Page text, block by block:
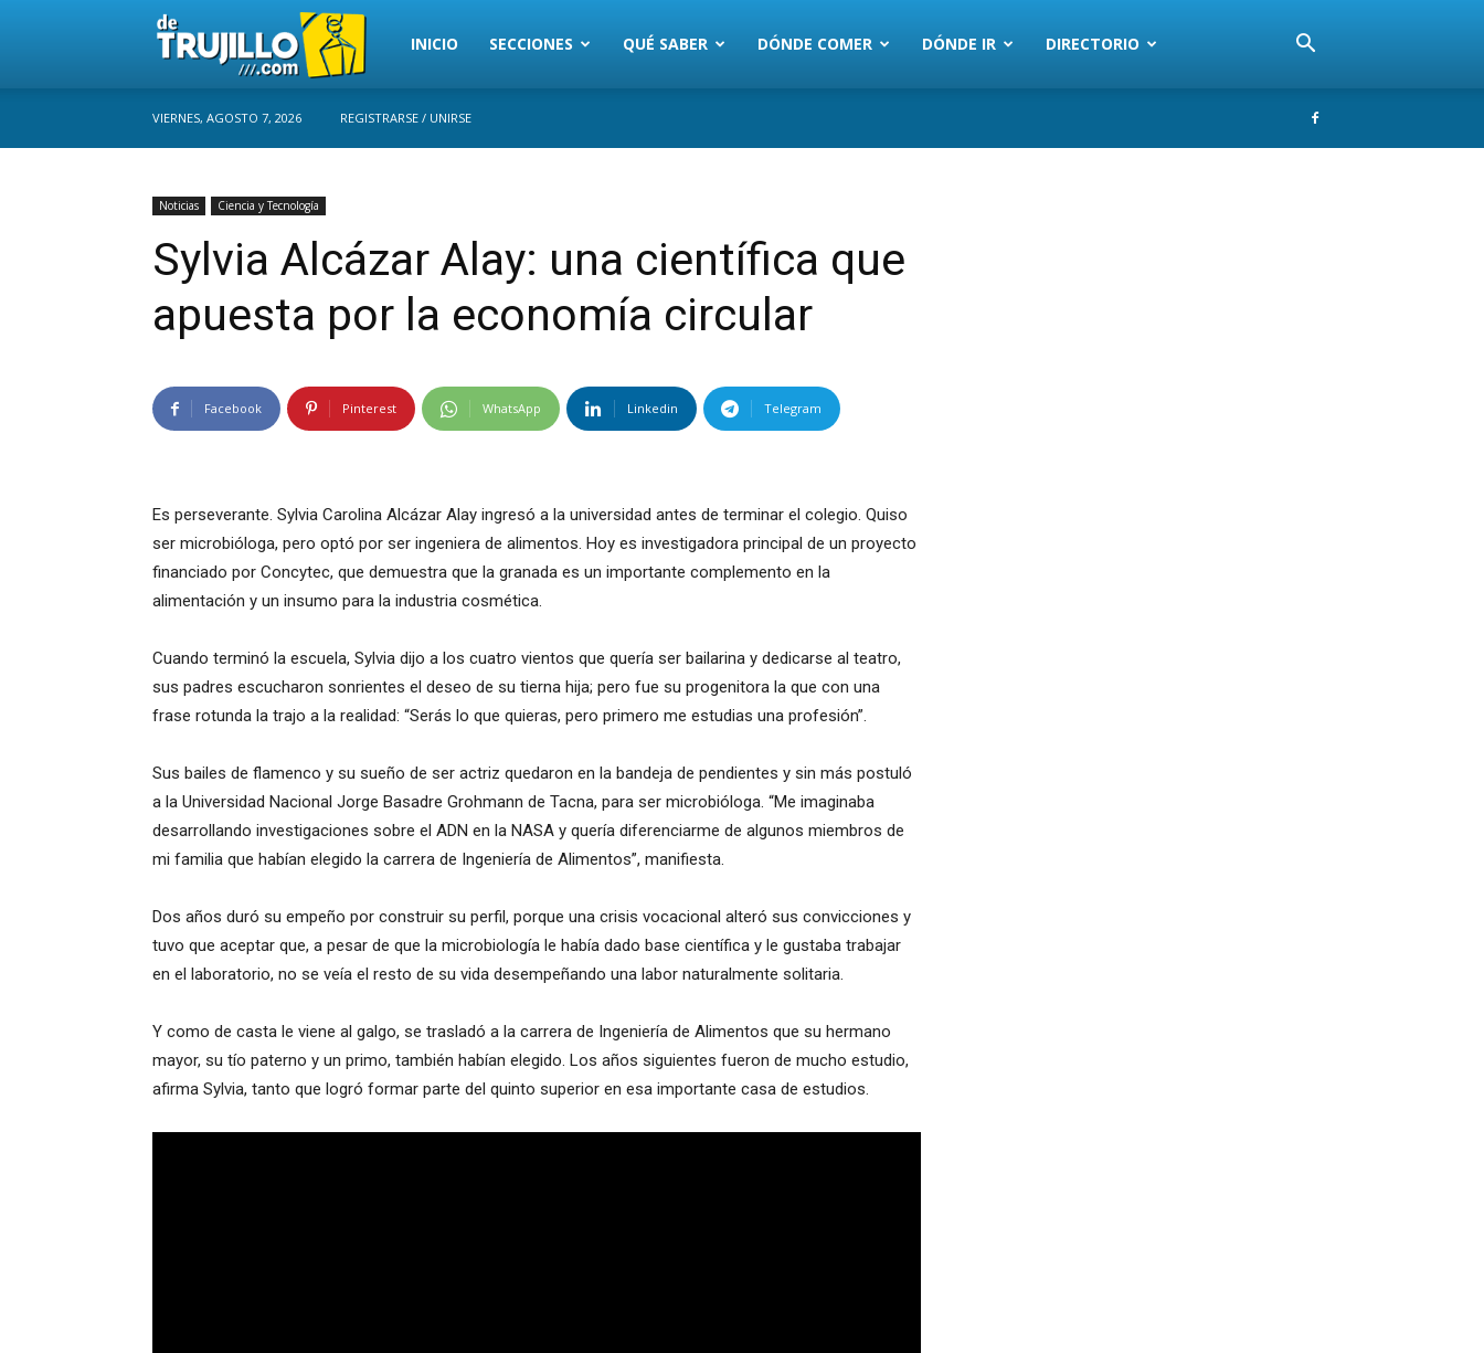
Trujillo
INICIO SECCIONES QUÉ SABER DÓNDE COMER DÓNDE IR DIRECTORIO
VIERNES, AGOSTO 7, 2026 REGISTRARSE / UNIRSE
Noticias Ciencia y Tecnología
Sylvia Alcázar Alay: una científica que
apuesta por la economía circular
Facebook Pinterest WhatsApp Linkedin Telegram
Es perseverante. Sylvia Carolina Alcázar Alay ingresó a la universidad antes de terminar el colegio. Quiso
ser microbióloga, pero optó por ser ingeniera de alimentos. Hoy es investigadora principal de un proyecto
financiado por Concytec, que demuestra que la granada es un importante complemento en la
alimentación y un insumo para la industria cosmética.
Cuando terminó la escuela, Sylvia dijo a los cuatro vientos que quería ser bailarina y dedicarse al teatro,
sus padres escucharon sonrientes el deseo de su tierna hija; pero fue su progenitora la que con una
frase rotunda la trajo a la realidad: “Serás lo que quieras, pero primero me estudias una profesión”.
Sus bailes de flamenco y su sueño de ser actriz quedaron en la bandeja de pendientes y sin más postuló
a la Universidad Nacional Jorge Basadre Grohmann de Tacna, para ser microbióloga. “Me imaginaba
desarrollando investigaciones sobre el ADN en la NASA y quería diferenciarme de algunos miembros de
mi familia que habían elegido la carrera de Ingeniería de Alimentos”, manifiesta.
Dos años duró su empeño por construir su perfil, porque una crisis vocacional alteró sus convicciones y
tuvo que aceptar que, a pesar de que la microbiología le había dado base científica y le gustaba trabajar
en el laboratorio, no se veía el resto de su vida desempeñando una labor naturalmente solitaria.
Y como de casta le viene al galgo, se trasladó a la carrera de Ingeniería de Alimentos que su hermano
mayor, su tío paterno y un primo, también habían elegido. Los años siguientes fueron de mucho estudio,
afirma Sylvia, tanto que logró formar parte del quinto superior en esa importante casa de estudios.